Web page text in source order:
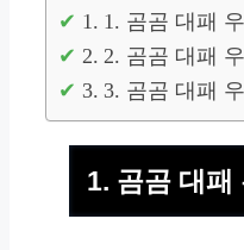
1. 곰곰 대패
2. 곰곰 대패
3. 곰곰 대패
1. 곰곰 대패